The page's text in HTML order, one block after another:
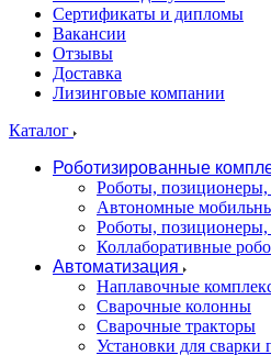
Сертификаты и дипломы
Вакансии
Отзывы
Доставка
Лизинговые компании
Каталог
Роботизированные
Роботы, позиционеры,
Автономные
Роботы,
Коллаборативные
Автоматизация
Наплавочные
Сварочные колонны
Сварочные тракторы
Установки для